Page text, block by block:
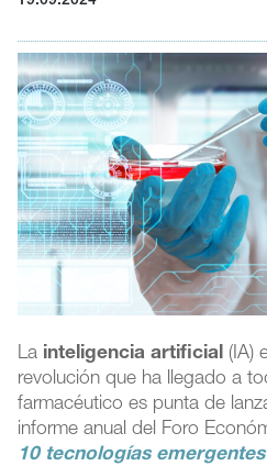
La inteligencia artificial (IA)
revolución que ha llegado a
farmacéutico es punta de
informe anual del Foro
10 tecnologías